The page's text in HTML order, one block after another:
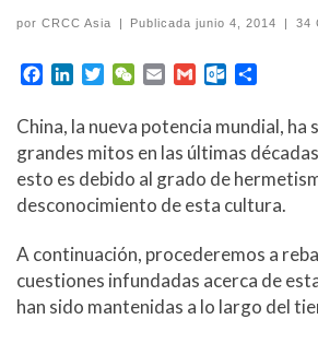
por CRCC Asia Publicadajunio 4, 2014 34
c
e
b
o
o
n
k
e
d
I
t
t
e
r
W
h
a
a
i
l
G
a
i
l
O
l
o
o
k
c
m
m
p
a
r
t
r
China, la nueva potencia mundial,
grandes mitos en las últimas
esto es debido al grado de
desconocimiento de esta cultura.
A continuación, procederemos a
cuestiones infundadas acerca de
han sido mantenidas a lo largo del